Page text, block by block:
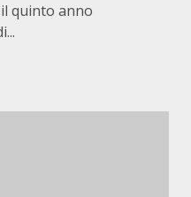
il quinto anno